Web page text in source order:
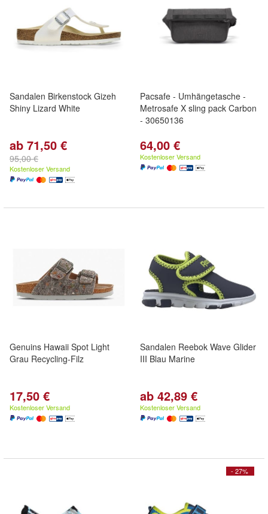
Sandalen Birkenstock Gizeh
Shiny Lizard White
ab 71,50 €
95,00 €
Kostenloser Versand
Pacsafe - Umhängetasche -
Metrosafe X sling pack Carbon
- 30650136
64,00 €
Kostenloser Versand
Genuins Hawaii Spot Light
Grau Recycling-Filz
17,50 €
Kostenloser Versand
Sandalen Reebok Wave Glider
III Blau Marine
ab 42,89 €
Kostenloser Versand
- 27%